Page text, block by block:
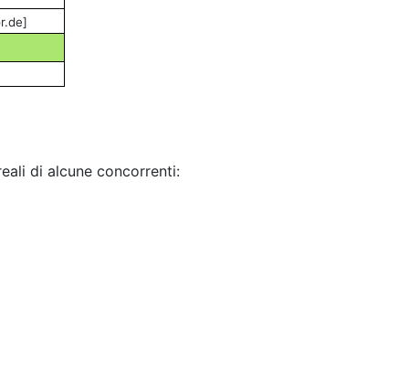
di alcune concorrenti: